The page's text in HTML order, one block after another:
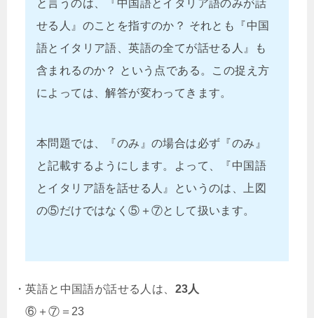
と言うのは、『中国語とイタリア語のみが話
せる人』のことを指すのか？ それとも『中国
語とイタリア語、英語の全てが話せる人』も
含まれるのか？ という点である。この捉え方
によっては、解答が変わってきます。
本問題では、『のみ』の場合は必ず『のみ』
と記載するようにします。よって、『中国語
とイタリア語を話せる人』というのは、上図
の⑤だけではなく⑤＋⑦として扱います。
・英語と中国語が話せる人は、 23人
⑥＋⑦＝23